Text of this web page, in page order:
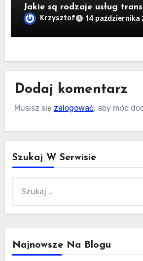
Jakie są rodzaje usług
Krzysztof 14 października
Dodaj komentarz
Musisz się zalogować, aby móc
Szukaj W Serwisie
Najnowsze Na Blogu